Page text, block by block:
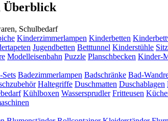
Überblick
Schulbedarf
Kinderzimmerlampen Kinderbetten
Jugendbetten Betttunnel Kinderstühle
Modelleisenbahn Puzzle Planschbecken Kinder-
Badezimmerlampen Badschränke Bad-
Haltegriffe Duschmatten Duschablagen
Kühlboxen Wassersprudler Fritteusen